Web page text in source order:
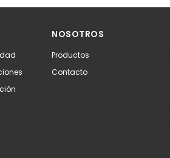
NOSOTROS
Productos
Contacto